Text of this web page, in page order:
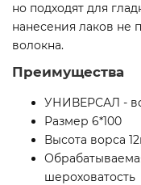
но подходят для
нанесения лаков не
волокна.
Преимущества
УНИВЕРСАЛ -
Размер 6*100
Высота ворса
шероховатость